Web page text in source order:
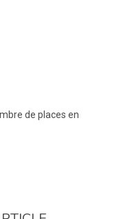
de places en